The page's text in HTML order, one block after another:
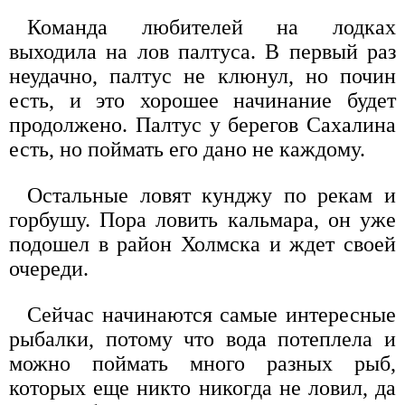
Команда любителей на лодках
выходила на лов палтуса. В первый раз
неудачно, палтус не клюнул, но почин
есть, и это хорошее начинание будет
продолжено. Палтус у берегов Сахалина
есть, но поймать его дано не каждому.
Остальные ловят кунджу по рекам и
горбушу. Пора ловить кальмара, он уже
подошел в район Холмска и ждет своей
очереди.
Сейчас начинаются самые интересные
рыбалки, потому что вода потеплела и
можно поймать много разных рыб,
которых еще никто никогда не ловил, да